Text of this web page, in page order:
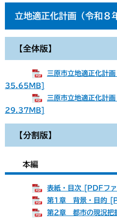
立地適正化計画（令和８
【全体版】
三原市立地適正化計
35.65MB]
三原市立地適正化計
29.37MB]
【分割版】
本編
表紙・目次 [PDFフ
第1章 背景・目的
第2章 都市の現況把